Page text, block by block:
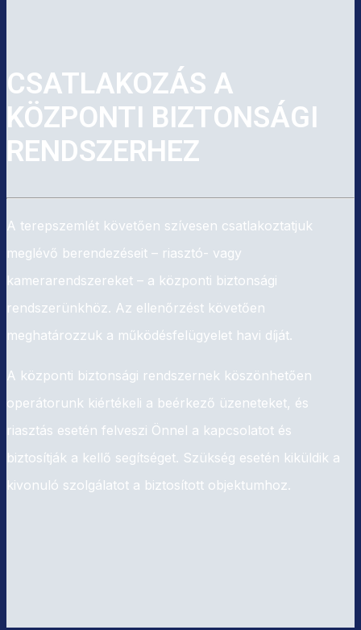
CSATLAKOZÁS A
KÖZPONTI BIZTONSÁGI
RENDSZERHEZ
A terepszemlét követően szívesen csatlakoztatjuk
meglévő berendezéseit – riasztó- vagy
kamerarendszereket – a központi biztonsági
rendszerünkhöz. Az ellenőrzést követően
meghatározzuk a működésfelügyelet havi díját.
A központi biztonsági rendszernek köszönhetően
operátorunk kiértékeli a beérkező üzeneteket, és
riasztás esetén felveszi Önnel a kapcsolatot és
biztosítják a kellő segítséget. Szükség esetén kiküldik a
kivonuló szolgálatot a biztosított objektumhoz.